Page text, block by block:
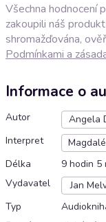
Všechna hodnocení
zakoupili náš
shromažďována,
Podmínkami a
Informace o
Autor
Angela
Interpret
Délka
9 hodin 5
Vydavatel
Jan
Typ